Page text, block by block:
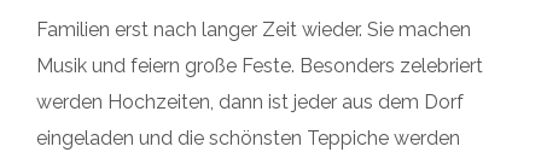
Familien erst nach langer Zeit wieder. Sie machen
Musik und feiern große Feste. Besonders zelebriert
werden Hochzeiten, dann ist jeder aus dem Dorf
eingeladen und die schönsten Teppiche werden